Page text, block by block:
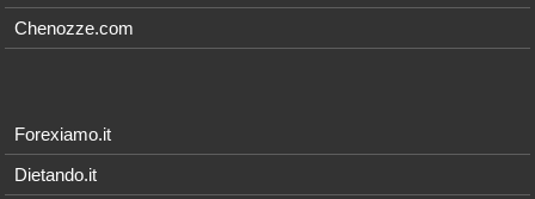
Chenozze.com
Forexiamo.it
Dietando.it